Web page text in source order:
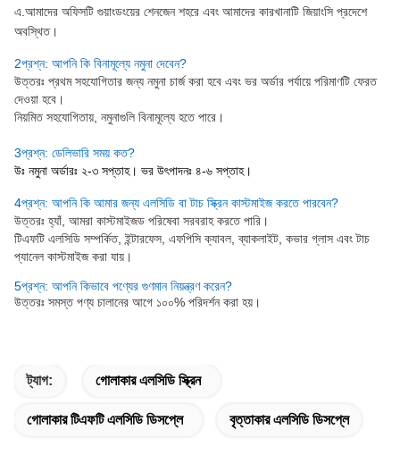
এ. আমাদের অফিসটি গুয়াংডংয়ের শেনজেন শহরে এবং আমাদের কারখানাটি জিয়াংসি প্রদেশে
অবস্থিত।
2প্রশ্ন: আপনি কি বিনামূল্যে নমুনা দেবেন?
উত্তরঃ প্রথম সহযোগিতার জন্য নমুনা চার্জ করা হবে এবং ভর অর্ডার পর্যায়ে পরিমাণটি ফেরত
দেওয়া হবে।
নিয়মিত সহযোগিতায়, নমুনাগুলি বিনামূল্যে হতে পারে।
3প্রশ্ন: ডেলিভারি সময় কত?
উঃ নমুনা অর্ডারঃ ২-৩ সপ্তাহ। ভর উৎপাদনঃ ৪-৬ সপ্তাহ।
4প্রশ্ন: আপনি কি আমার জন্য এলসিডি বা টাচ স্ক্রিন কাস্টমাইজ করতে পারবেন?
উত্তরঃ হ্যাঁ, আমরা কাস্টমাইজড পরিষেবা সরবরাহ করতে পারি।
টিএফটি এলসিডি সম্পর্কিত, ইন্টারফেস, এফপিসি ক্যাবল, ব্যাকলাইট, কভার গ্লাস এবং টাচ
প্যানেল কাস্টমাইজ করা যায়।
5প্রশ্ন: আপনি কিভাবে পণ্যের গুণমান নিয়ন্ত্রণ করেন?
উত্তরঃ সমস্ত পণ্য চালানের আগে ১০০% পরিদর্শন করা হয়।
ট্যাগ: গোলাকার এলসিডি স্ক্রিন
গোলাকার টিএফটি এলসিডি ডিসপ্লে বৃত্তাকার এলসিডি ডিসপ্লে